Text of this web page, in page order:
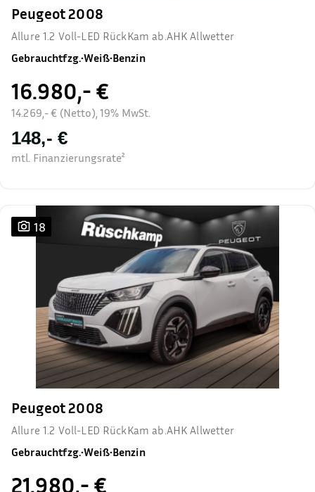
Peugeot 2008
Allure 1.2 Voll-LED RückKam ab.AHK Allwetter
Gebrauchtfzg.•Weiß•Benzin
16.980,- €
14.269,- € (Netto), 19% MwSt.
148,- €
mtl. Finanzierungsrate²
18
Peugeot 2008
Allure 1.2 Voll-LED RückKam ab.AHK Allwetter
Gebrauchtfzg.•Weiß•Benzin
21.980,- €